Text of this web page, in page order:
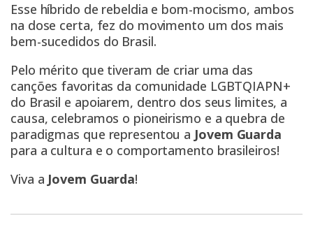
Esse híbrido de rebeldia e bom-mocismo, ambos
na dose certa, fez do movimento um dos mais
bem-sucedidos do Brasil.
Pelo mérito que tiveram de criar uma das
canções favoritas da comunidade LGBTQIAPN+
do Brasil e apoiarem, dentro dos seus limites, a
causa, celebramos o pioneirismo e a quebra de
paradigmas que representou a Jovem Guarda
para a cultura e o comportamento brasileiros!
Viva a Jovem Guarda!